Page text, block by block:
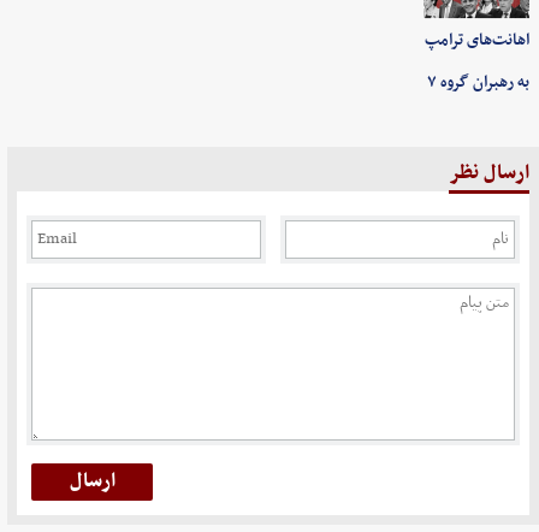
اهانت‌های ترامپ
به رهبران گروه ۷
ارسال نظر